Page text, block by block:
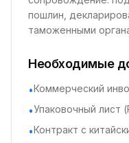
пошлин,
таможенными
Необходимые
•Коммерческий
•Упаковочный лист
•Контракт с